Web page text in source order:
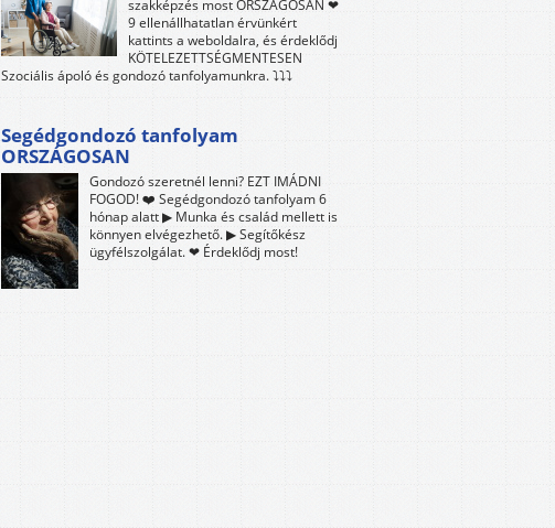
szakképzés most ORSZÁGOSAN ❤
9 ellenállhatatlan érvünkért
kattints a weboldalra, és érdeklődj
KÖTELEZETTSÉGMENTESEN
Szociális ápoló és gondozó tanfolyamunkra. ⤵⤵⤵
Segédgondozó tanfolyam
ORSZÁGOSAN
Gondozó szeretnél lenni? EZT IMÁDNI
FOGOD! ❤️ Segédgondozó tanfolyam 6
hónap alatt ▶ Munka és család mellett is
könnyen elvégezhető. ▶ Segítőkész
ügyfélszolgálat. ❤ Érdeklődj most!